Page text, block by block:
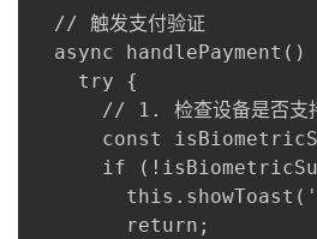
  // 触发支付验证
async handlePayment()
    try {
// 1. 检查设备是否支
const
if
this.showToast('
        return;